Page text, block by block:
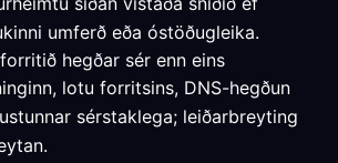
umferð eða óstöðugleika.
hegðar sér enn eins
lotu forritsins, DNS-hegðun
sérstaklega; leiðarbreyting